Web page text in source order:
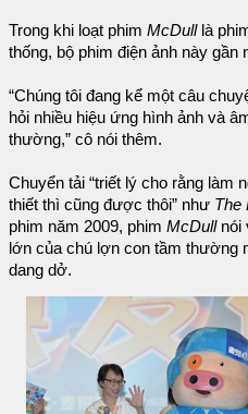
Trong khi loạt phim McDulllà
thống, bộ phim điện ảnh này gần
“Chúng tôi đang kể một câu
hỏi nhiều hiệu ứng hình ảnh và
thường,” cô nói thêm.
Chuyển tải “triết lý cho rằng làm
thiết thì cũng được thôi” như The
phim năm 2009, phim McDullnói
lớn của chú lợn con tầm thường
dang dở.